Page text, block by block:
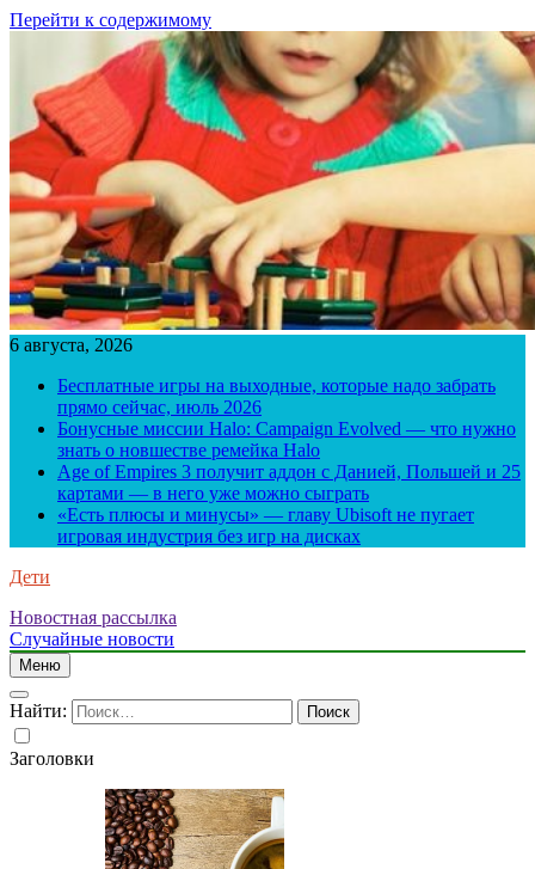
Перейти к содержимому
6 августа, 2026
Бесплатные игры на выходные, которые надо забрать
прямо сейчас, июль 2026
Бонусные миссии Halo: Campaign Evolved — что нужно
знать о новшестве ремейка Halo
Age of Empires 3 получит аддон с Данией, Польшей и 25
картами — в него уже можно сыграть
«Есть плюсы и минусы» — главу Ubisoft не пугает
игровая индустрия без игр на дисках
Дети
Новостная рассылка
Случайные новости
Меню
Найти:
Заголовки